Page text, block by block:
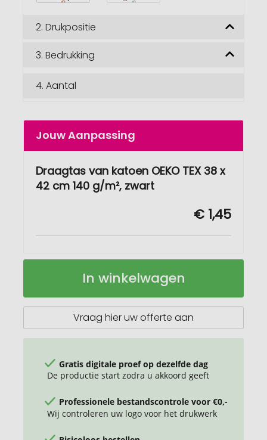
2. Drukpositie
3. Bedrukking
4. Aantal
Jouw Aanpassing
Draagtas van katoen OEKO TEX 38 x
42 cm 140 g/m², zwart
€ 1,45
Katoenen
TEX®
Op
In winkelwagen
Vraag hier uw offerte aan
Gratis digitale proef op dezelfde dag
De productie start zodra u akkoord geeft
Professionele bestandscontrole voor €0,-
Wij controleren uw logo voor het drukwerk